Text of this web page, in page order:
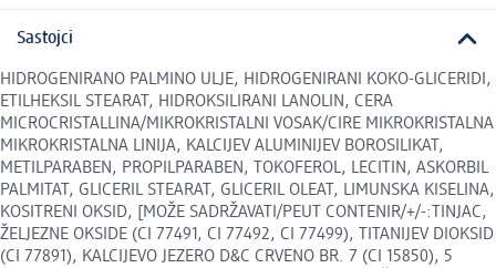
Sastojci
HIDROGENIRANO PALMINO ULJE, HIDROGENIRANI KOKO-GLICERIDI,
ETILHEKSIL STEARAT, HIDROKSILIRANI LANOLIN, CERA
MICROCRISTALLINA/MIKROKRISTALNI VOSAK/CIRE MIKROKRISTALNA
MIKROKRISTALNA LINIJA, KALCIJEV ALUMINIJEV BOROSILIKAT,
METILPARABEN, PROPILPARABEN, TOKOFEROL, LECITIN, ASKORBIL
PALMITAT, GLICERIL STEARAT, GLICERIL OLEAT, LIMUNSKA KISELINA,
KOSITRENI OKSID, [MOŽE SADRŽAVATI/PEUT CONTENIR/+/-:TINJAC,
ŽELJEZNE OKSIDE (CI 77491, CI 77492, CI 77499), TITANIJEV DIOKSID
(CI 77891), KALCIJEVO JEZERO D&C CRVENO BR. 7 (CI 15850), 5